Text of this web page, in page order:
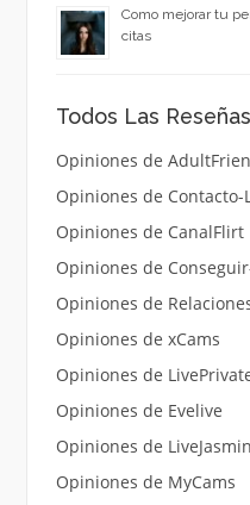
Como mejorar tu
citas
Todos Las Reseñas
Opiniones de
Opiniones de Contacto-
Opiniones de CanalFlirt
Opiniones de
Opiniones de
Opiniones de xCams
Opiniones de
Opiniones de Evelive
Opiniones de LiveJasmin
Opiniones de MyCams